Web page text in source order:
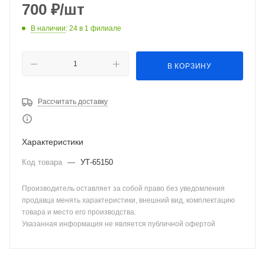
700 ₽/шт
В наличии: 24 в 1 филиале
В КОРЗИНУ
Рассчитать доставку
Характеристики
Код товара — УТ-65150
Производитель оставляет за собой право без уведомления
продавца менять характеристики, внешний вид, комплектацию
товара и место его производства.
Указанная информация не является публичной офертой